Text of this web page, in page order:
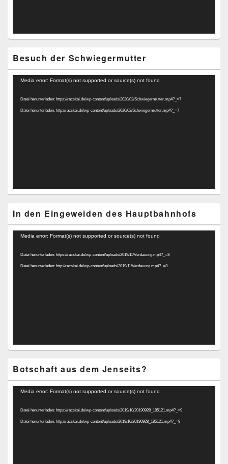
Besuch der Schwiegermutter
Video-
Media error: Format(s) not supported or source(s) not found
Datei herunterladen: https://racskai.de/wp-content/uploads/2020/02/Schwiegermutter.mp4?_=7
Datei herunterladen: http://racskai.de/wp-content/uploads/2020/02/Schwiegermutter.mp4?_=7
In den Eingeweiden des Hauptbahnhofs
Video-
Media error: Format(s) not supported or source(s) not found
Datei herunterladen: https://racskai.de/wp-content/uploads/2019/11/Verdauung.mp4?_=8
Datei herunterladen: http://racskai.de/wp-content/uploads/2019/11/Verdauung.mp4?_=8
Botschaft aus dem Jenseits?
Video-
Media error: Format(s) not supported or source(s) not found
Datei herunterladen: https://racskai.de/wp-content/uploads/2019/10/20190928_185121.mp4?_=9
Datei herunterladen: http://racskai.de/wp-content/uploads/2019/10/20190928_185121.mp4?_=9